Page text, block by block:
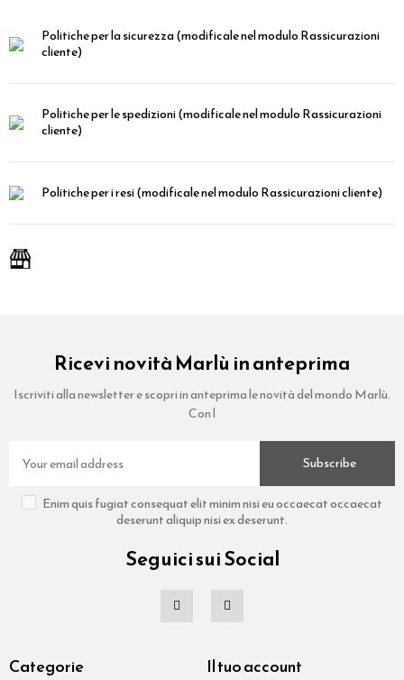
Politiche per la sicurezza(modificale nel modulo Rassicurazioni
cliente)
Politiche per le spedizioni(modificale nel modulo Rassicurazioni
cliente)
Politiche per i resi(modificale nel modulo Rassicurazioni cliente)
Ricevi novità Marlù in anteprima
Iscriviti alla newsletter e scopri in anteprima le novità del mondo Marlù.
Con l
Subscribe
Enim quis fugiat consequat elit minim nisi eu occaecat occaecat
deserunt aliquip nisi ex deserunt.
Seguici sui Social
Categorie Il tuo account